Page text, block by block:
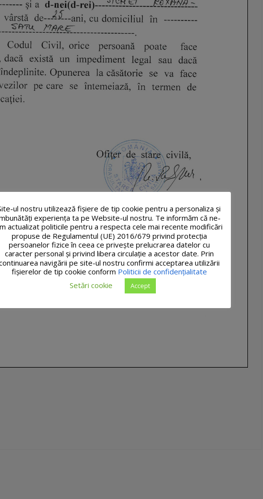
ul nostru utilizează fişiere de tip cookie pentru a personaliza și
experiența ta pe Website-ul nostru. Te informăm că ne-
actualizat politicile pentru a respecta cele mai recente modificări
propuse de Regulamentul (UE) 2016/679 privind protecția
persoanelor fizice în ceea ce privește prelucrarea datelor cu
caracter personal și privind libera circulație a acestor date. Prin
navigării pe site-ul nostru confirmi acceptarea utilizării
fişierelor de tip cookie conform Politicii de confidențialitate
Setări cookie
Accept